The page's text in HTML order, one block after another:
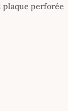
plaque perforée